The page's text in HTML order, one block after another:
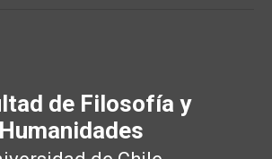
de Filosofía y
Humanidades